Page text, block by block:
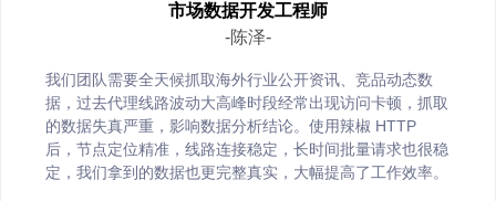
市场数据开发工程师
-陈泽-
我们团队需要全天候抓取海外行业公开资讯、竞品动态数
据，过去代理线路波动大高峰时段经常出现访问卡顿，抓取
的数据失真严重，影响数据分析结论。使用辣椒 HTTP
后，节点定位精准，线路连接稳定，长时间批量请求也很稳
定，我们拿到的数据也更完整真实，大幅提高了工作效率。